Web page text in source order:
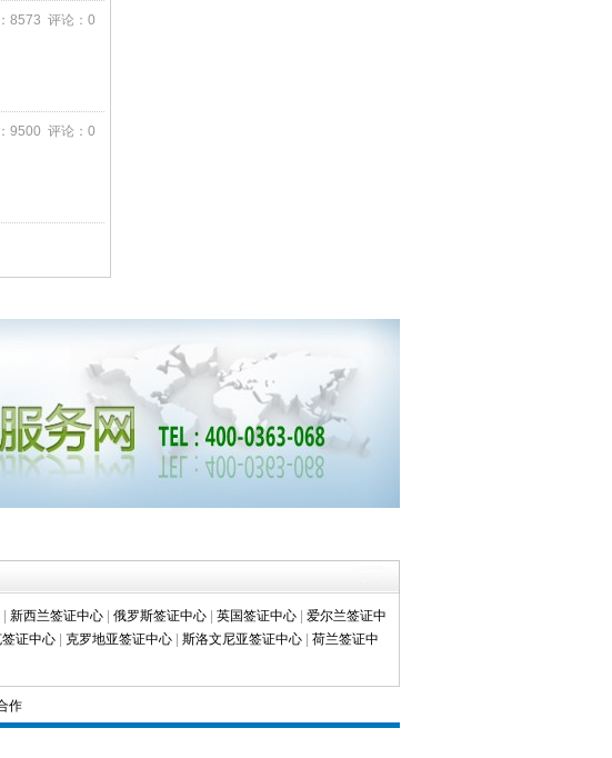
8573 评论：0
9500 评论：0
新西兰签证中心 俄罗斯签证中心 英国签证中心
爱尔兰签证中
证中心 克罗地亚签证中心 斯洛文尼亚签证中心
荷兰签证中
作